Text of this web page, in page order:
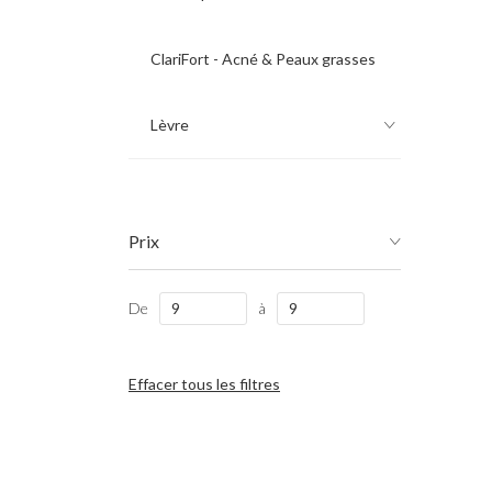
ClariFort - Acné & Peaux grasses
Lèvre
Prix
De à
Effacer tous les filtres